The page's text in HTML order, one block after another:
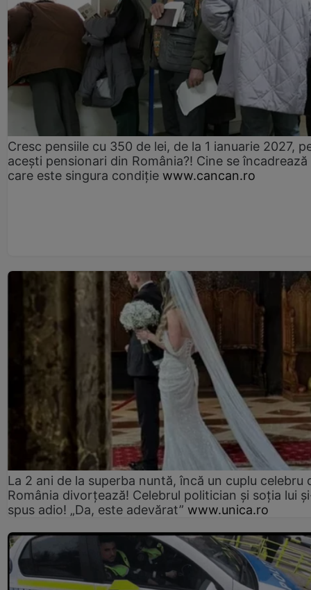
Cresc pensiile cu 350 de lei, de la 1 ianuarie 2027,
acești pensionari din România?! Cine se încadrează
care este singura condiție www.cancan.ro
La 2 ani de la superba nuntă, încă un cuplu celebru
România divorțează! Celebrul politician și soția lui
spus adio! „Da, este adevărat” www.unica.ro